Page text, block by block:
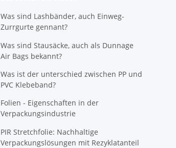
Was sind Lashbänder, auch Einweg-
Zurrgurte gennant?
Was sind Stausäcke, auch als Dunnage
Air Bags bekannt?
Was ist der unterschied zwischen PP und
PVC Klebeband?
Folien - Eigenschaften in der
Verpackungsindustrie
PIR Stretchfolie: Nachhaltige
Verpackungslösungen mit Rezyklatanteil